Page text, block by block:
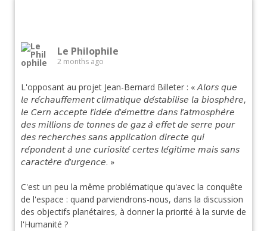
Le Philophile
2 months ago
L'opposant au projet Jean-Bernard Billeter : « 𝘈𝘭𝘰𝘳𝘴 𝘲𝘶𝘦
𝘭𝘦 𝘳𝘦́𝘤𝘩𝘢𝘶𝘧𝘧𝘦𝘮𝘦𝘯𝘵 𝘤𝘭𝘪𝘮𝘢𝘵𝘪𝘲𝘶𝘦 𝘥𝘦́𝘴𝘵𝘢𝘣𝘪𝘭𝘪𝘴𝘦 𝘭𝘢 𝘣𝘪𝘰𝘴𝘱𝘩𝘦̀𝘳𝘦,
𝘭𝘦 𝘊𝘦𝘳𝘯 𝘢𝘤𝘤𝘦𝘱𝘵𝘦 𝘭’𝘪𝘥𝘦́𝘦 𝘥’𝘦́𝘮𝘦𝘵𝘵𝘳𝘦 𝘥𝘢𝘯𝘴 𝘭’𝘢𝘵𝘮𝘰𝘴𝘱𝘩𝘦̀𝘳𝘦
𝘥𝘦𝘴 𝘮𝘪𝘭𝘭𝘪𝘰𝘯𝘴 𝘥𝘦 𝘵𝘰𝘯𝘯𝘦𝘴 𝘥𝘦 𝘨𝘢𝘻 𝘢̀ 𝘦𝘧𝘧𝘦𝘵 𝘥𝘦 𝘴𝘦𝘳𝘳𝘦 𝘱𝘰𝘶𝘳
𝘥𝘦𝘴 𝘳𝘦𝘤𝘩𝘦𝘳𝘤𝘩𝘦𝘴 𝘴𝘢𝘯𝘴 𝘢𝘱𝘱𝘭𝘪𝘤𝘢𝘵𝘪𝘰𝘯 𝘥𝘪𝘳𝘦𝘤𝘵𝘦 𝘲𝘶𝘪
𝘳𝘦́𝘱𝘰𝘯𝘥𝘦𝘯𝘵 𝘢̀ 𝘶𝘯𝘦 𝘤𝘶𝘳𝘪𝘰𝘴𝘪𝘵𝘦́ 𝘤𝘦𝘳𝘵𝘦𝘴 𝘭𝘦́𝘨𝘪𝘵𝘪𝘮𝘦 𝘮𝘢𝘪𝘴 𝘴𝘢𝘯𝘴
𝘤𝘢𝘳𝘢𝘤𝘵𝘦̀𝘳𝘦 𝘥’𝘶𝘳𝘨𝘦𝘯𝘤𝘦. »
C'est un peu la même problématique qu'avec la conquête
de l'espace : quand parviendrons-nous, dans la discussion
des objectifs planétaires, à donner la priorité à la survie de
l'Humanité ?